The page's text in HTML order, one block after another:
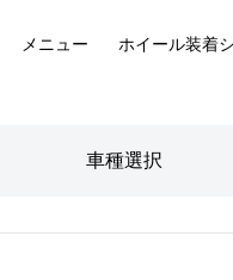
メニュー ホイール装着
車種選択